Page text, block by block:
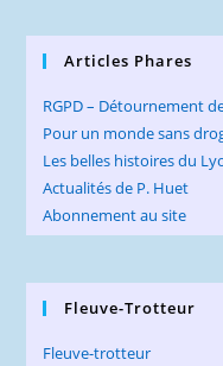
Articles Phares
RGPD – Détournement
Pour un monde sans
Les belles histoires du
Actualités de P. Huet
Abonnement au site
Fleuve-Trotteur
Fleuve-trotteur